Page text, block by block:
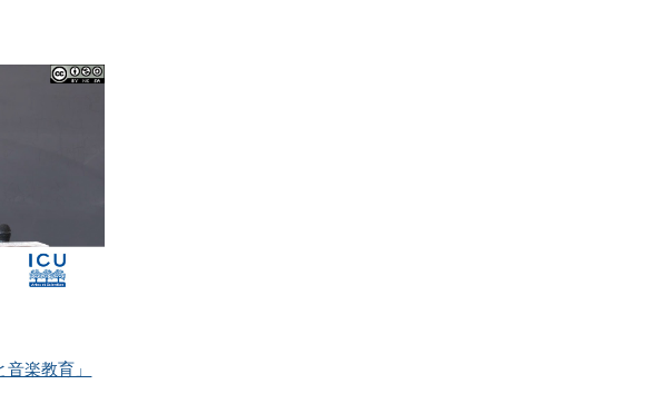
楽教育」